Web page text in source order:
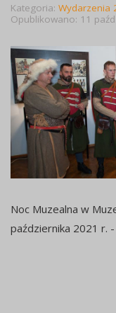
Kategoria: Wydarzenia
Opublikowano: 11
Noc Muzealna w
października 2021 r.